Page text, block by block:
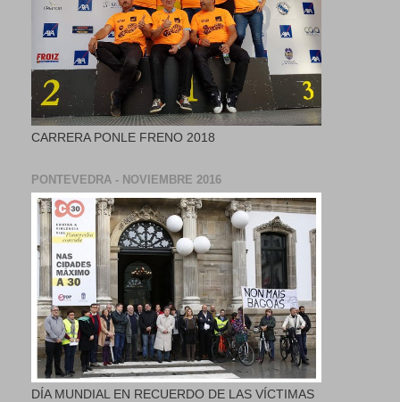
CARRERA PONLE FRENO 2018
PONTEVEDRA - NOVIEMBRE 2016
DÍA MUNDIAL EN RECUERDO DE LAS VÍCTIMAS